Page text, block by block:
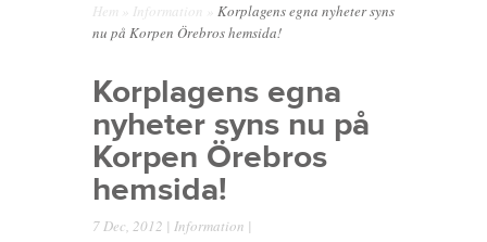
Hem Information
Korplagens egna nyheter syns
nu på Korpen Örebros hemsida!
Korplagens egna
nyheter syns nu på
Korpen Örebros
hemsida!
7 Dec, 2012 | Information |